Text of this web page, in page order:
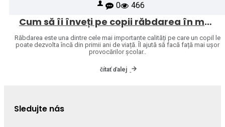
0 466
Cum să îi înveți pe copii răbdarea în mod natural
Răbdarea este una dintre cele mai importante calități pe care un copil le
poate dezvolta încă din primii ani de viață. Îl ajută să facă față mai ușor
provocărilor școlar..
čítať ďalej
Sledujte nás